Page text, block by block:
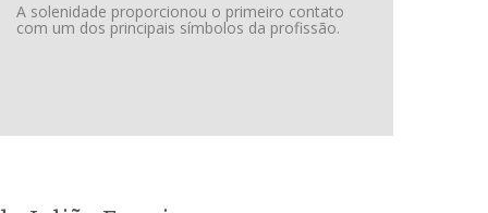
A solenidade proporcionou o primeiro contato
com um dos principais símbolos da profissão.